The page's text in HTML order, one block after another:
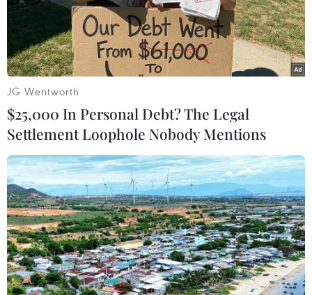
tra, lập dach sách các trường hợp đi/về từ vùng dịch
để thực hiện cách ly, lấy mẫu xét nghiệm.
'Căng mình' chặn dịch COVID-19 từ
JG Wentworth
$25,000 In Personal Debt? The Legal
Settlement Loophole Nobody Mentions